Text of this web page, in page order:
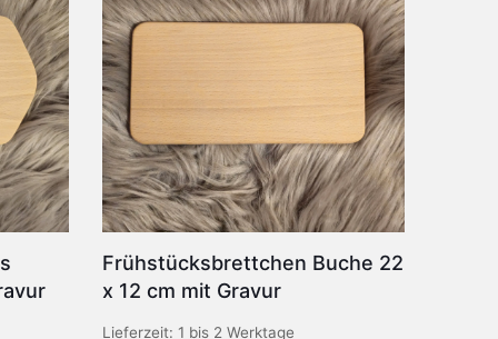
Die
Optionen
können
auf
der
Produktseite
gewählt
werden
Frühstücksbrettchen Buche 22
x 12 cm mit Gravur
Lieferzeit: 1 bis 2 Werktage